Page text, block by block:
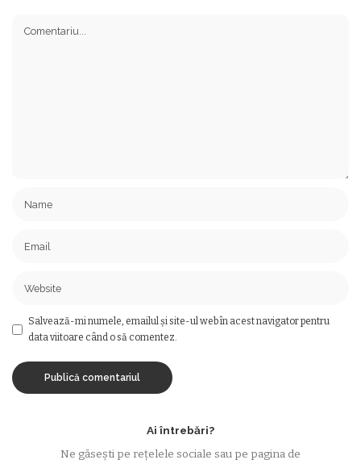
Salvează-mi numele, emailul și site-ul web în acest navigator pentru
data viitoare când o să comentez.
Ai întrebări?
Ne găsești pe rețelele sociale sau pe pagina de